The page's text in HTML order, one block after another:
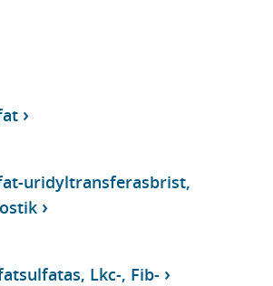
uridyltransferasbrist,
Lkc-, Fib-